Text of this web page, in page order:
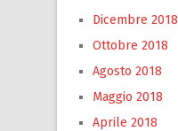
Dicembre 2018
Ottobre 2018
Agosto 2018
Maggio 2018
Aprile 2018